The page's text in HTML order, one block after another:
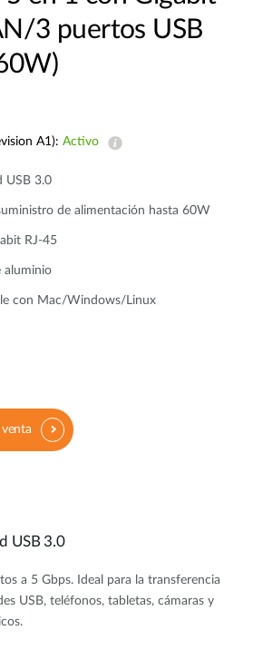
3 puertos USB
A1): Activo
USB 3.0
de alimentación hasta 60W
RJ-45
aluminio
con Mac/Windows/Linux
USB 3.0
a 5 Gbps. Ideal para la transferencia
USB, teléfonos, tabletas, cámaras y